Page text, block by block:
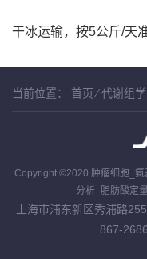
干冰运输，按5公斤/天
当前位置： 首页⁄代谢组学
Copyright ©2020 肿瘤细胞_
分析_脂肪酸定
上海市浦东新区秀浦路
867-